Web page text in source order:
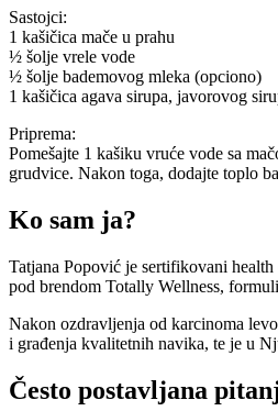
Sastojci:
1 kašičica mače u prahu
½ šolje vrele vode
½ šolje bademovog mleka (opciono)
1 kašičica agava sirupa, javorovog
Priprema:
Pomešajte 1 kašiku vruće vode sa
grudvice. Nakon toga, dodajte toplo
Ko sam ja?
Tatjana Popović je sertifikovani
pod brendom Totally Wellness,
Nakon ozdravljenja od karcinoma
i građenja kvalitetnih navika, te je u
Često postavljana